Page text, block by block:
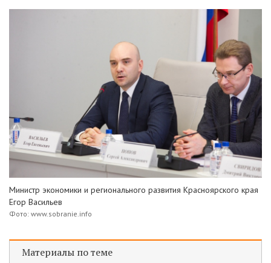
Министр экономики и регионального развития Красноярского края
Егор Васильев
Фото: www.sobranie.info
Материалы по теме